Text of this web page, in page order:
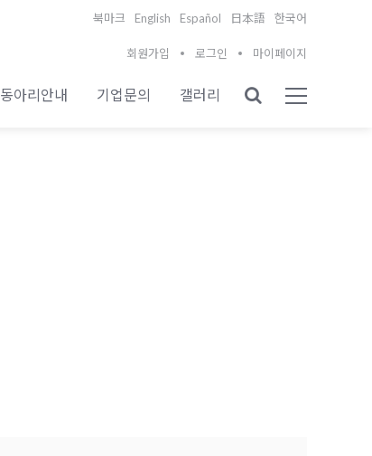
북마크 English Español 日本語 한국어
회원가입 로그인 마이페이지
동아리안내 기업문의 갤러리